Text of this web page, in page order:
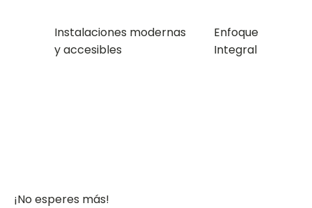
Instalaciones modernas
y accesibles
Enfoque
Integral
¡No esperes más!